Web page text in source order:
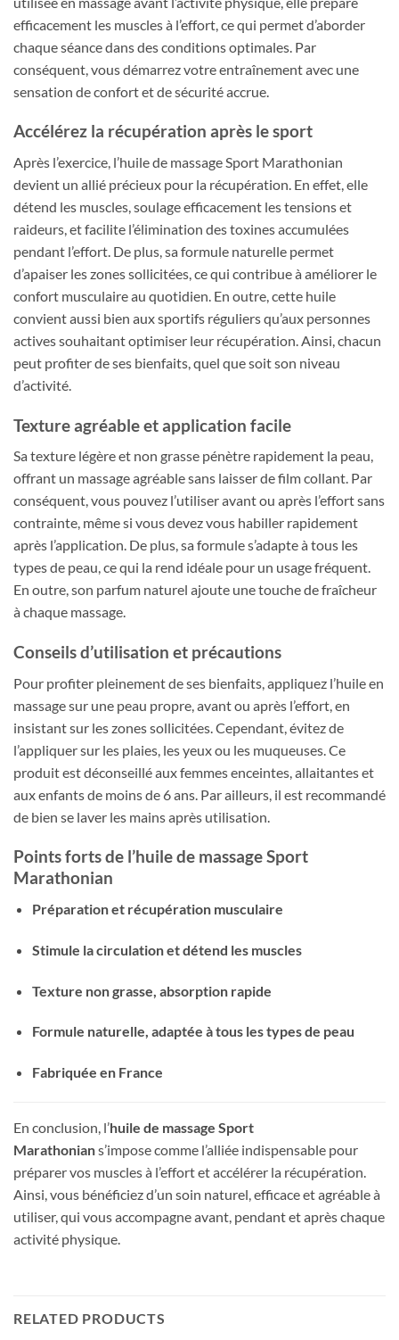
efficacement les muscles à l’effort, ce qui permet d’aborder
chaque séance dans des conditions optimales. Par
conséquent, vous démarrez votre entraînement avec une
sensation de confort et de sécurité accrue.
Accélérez la récupération après le sport
Après l’exercice, l’huile de massage Sport Marathonian
devient un allié précieux pour la récupération. En effet, elle
détend les muscles, soulage efficacement les tensions et
raideurs, et facilite l’élimination des toxines accumulées
pendant l’effort. De plus, sa formule naturelle permet
d’apaiser les zones sollicitées, ce qui contribue à améliorer le
confort musculaire au quotidien. En outre, cette huile
convient aussi bien aux sportifs réguliers qu’aux personnes
actives souhaitant optimiser leur récupération. Ainsi, chacun
peut profiter de ses bienfaits, quel que soit son niveau
d’activité.
Texture agréable et application facile
Sa texture légère et non grasse pénètre rapidement la peau,
offrant un massage agréable sans laisser de film collant. Par
conséquent, vous pouvez l’utiliser avant ou après l’effort sans
contrainte, même si vous devez vous habiller rapidement
après l’application. De plus, sa formule s’adapte à tous les
types de peau, ce qui la rend idéale pour un usage fréquent.
En outre, son parfum naturel ajoute une touche de fraîcheur
à chaque massage.
Conseils d’utilisation et précautions
Pour profiter pleinement de ses bienfaits, appliquez l’huile en
massage sur une peau propre, avant ou après l’effort, en
insistant sur les zones sollicitées. Cependant, évitez de
l’appliquer sur les plaies, les yeux ou les muqueuses. Ce
produit est déconseillé aux femmes enceintes, allaitantes et
aux enfants de moins de 6 ans. Par ailleurs, il est recommandé
de bien se laver les mains après utilisation.
Points forts de l’huile de massage Sport
Marathonian
Préparation et récupération musculaire
Stimule la circulation et détend les muscles
Texture non grasse, absorption rapide
Formule naturelle, adaptée à tous les types de peau
Fabriquée en France
En conclusion, l’huile de massage Sport
Marathonians’impose comme l’alliée indispensable pour
préparer vos muscles à l’effort et accélérer la récupération.
Ainsi, vous bénéficiez d’un soin naturel, efficace et agréable à
utiliser, qui vous accompagne avant, pendant et après chaque
activité physique.
RELATED PRODUCTS